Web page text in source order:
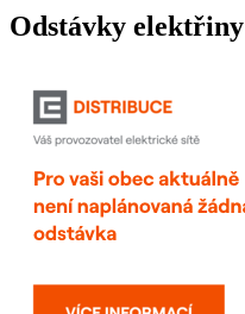
Odstávky elektřiny